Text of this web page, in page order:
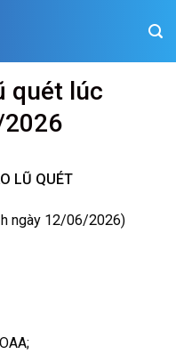
quét lúc
LŨ QUÉT
ngày 12/06/2026)